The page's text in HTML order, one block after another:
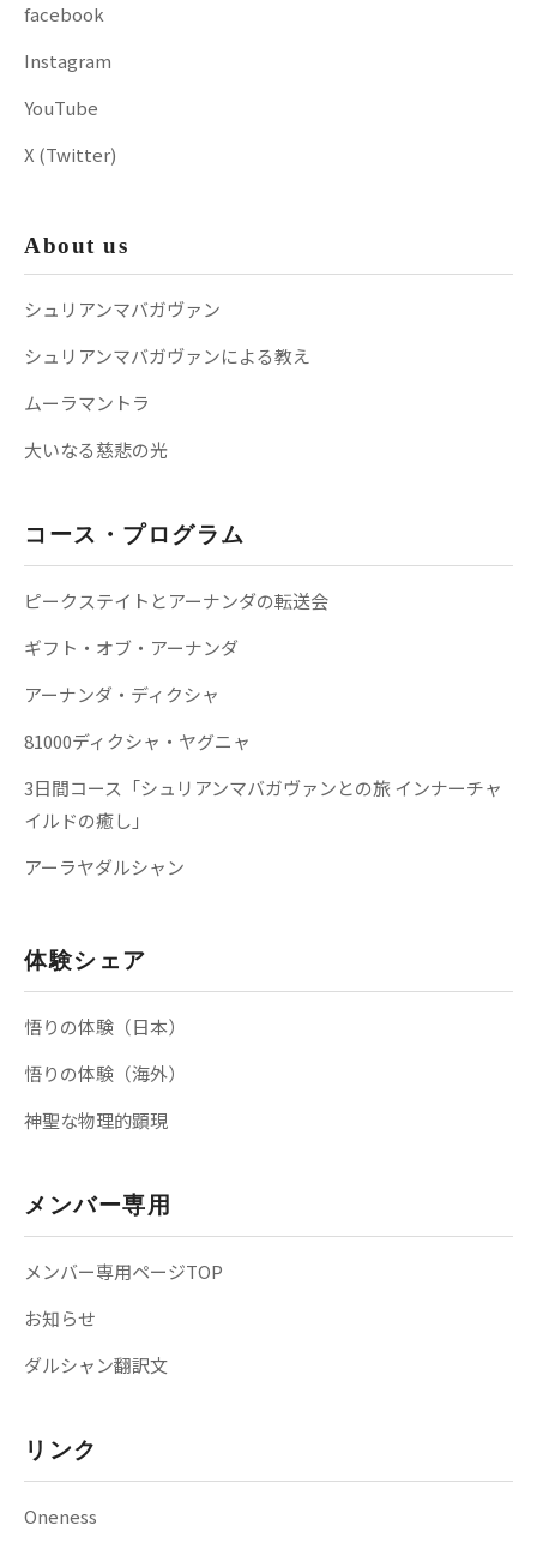
facebook
Instagram
YouTube
X (Twitter)
About us
シュリアンマバガヴァン
シュリアンマバガヴァンによる教え
ムーラマントラ
大いなる慈悲の光
コース・プログラム
ピークステイトとアーナンダの転送会
ギフト・オブ・アーナンダ
アーナンダ・ディクシャ
81000ディクシャ・ヤグニャ
3日間コース「シュリアンマバガヴァンとの旅 インナーチャ
イルドの癒し」
アーラヤダルシャン
体験シェア
悟りの体験（日本）
悟りの体験（海外）
神聖な物理的顕現
メンバー専用
メンバー専用ページTOP
お知らせ
ダルシャン翻訳文
リンク
Oneness